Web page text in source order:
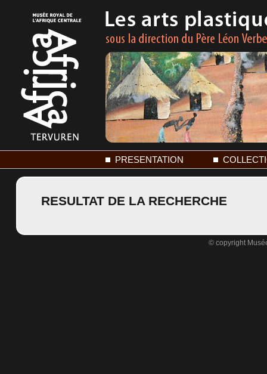
PRESENTATION
RESULTAT DE LA RECHERCHE
© copyright